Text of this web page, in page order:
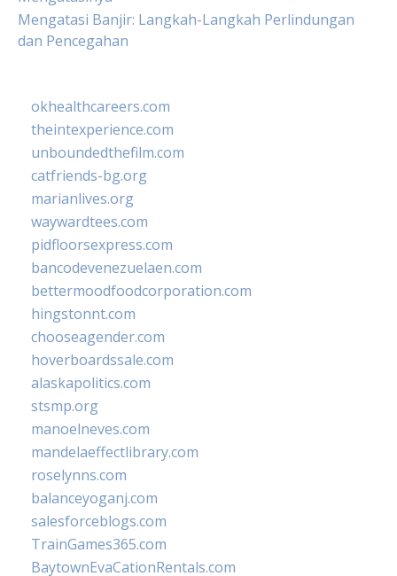
Mengatasi Banjir: Langkah-Langkah Perlindungan
dan Pencegahan
okhealthcareers.com
theintexperience.com
unboundedthefilm.com
catfriends-bg.org
marianlives.org
waywardtees.com
pidfloorsexpress.com
bancodevenezuelaen.com
bettermoodfoodcorporation.com
hingstonnt.com
chooseagender.com
hoverboardssale.com
alaskapolitics.com
stsmp.org
manoelneves.com
mandelaeffectlibrary.com
roselynns.com
balanceyoganj.com
salesforceblogs.com
TrainGames365.com
BaytownEvaCationRentals.com